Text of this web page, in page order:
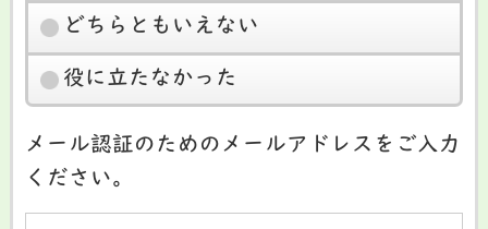
どちらともいえない
役に立たなかった
メール認証のためのメールアドレスをご入力
ください。